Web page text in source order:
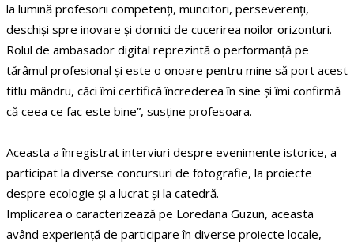
la lumină profesorii competenți, muncitori, perseverenți,
deschiși spre inovare și dornici de cucerirea noilor orizonturi.
Rolul de ambasador digital reprezintă o performanță pe
tărâmul profesional și este o onoare pentru mine să port acest
titlu mândru, căci îmi certifică încrederea în sine și îmi confirmă
că ceea ce fac este bine”, susține profesoara.
Aceasta a înregistrat interviuri despre evenimente istorice, a
participat la diverse concursuri de fotografie, la proiecte
despre ecologie și a lucrat și la catedră.
Implicarea o caracterizează pe Loredana Guzun, aceasta
având experiență de participare în diverse proiecte locale,